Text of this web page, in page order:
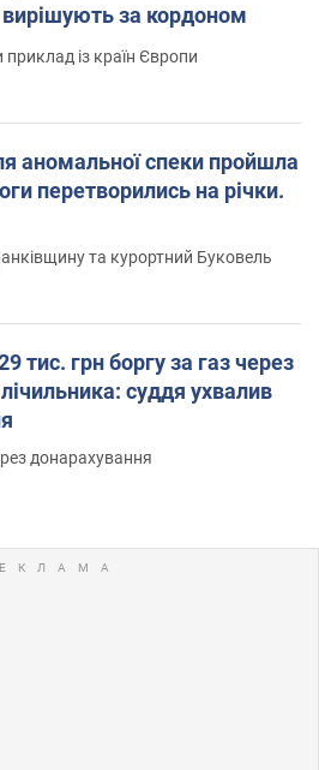
за кордоном
приклад із країн Європи
аномальної спеки пройшла
перетворились на річки.
та курортний Буковель
тис. грн боргу за газ через
суддя ухвалив
донарахування